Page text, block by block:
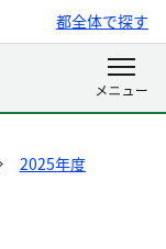
都全体で探す
2025年度